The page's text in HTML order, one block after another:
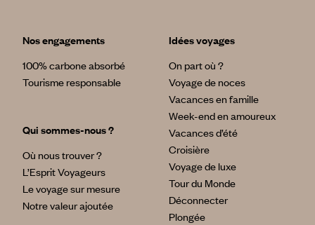
Nos engagements
100% carbone absorbé
Tourisme responsable
Qui sommes-nous ?
Où nous trouver ?
L’Esprit Voyageurs
Le voyage sur mesure
Notre valeur ajoutée
Idées voyages
On part où ?
Voyage de noces
Vacances en famille
Week-end en amoureux
Vacances d’été
Croisière
Voyage de luxe
Tour du Monde
Déconnecter
Plongée